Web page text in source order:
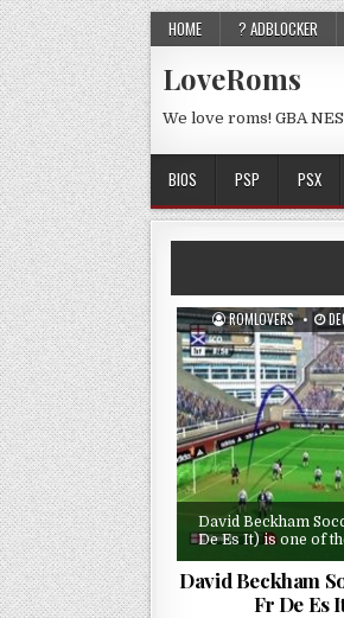
HOME ? ADBLOCKER
LoveRoms
We love roms! GBA
BIOS PSP PSX
ROMLOVERS
David Beckham
De Es It) is one of
David Beckham
Fr De Es